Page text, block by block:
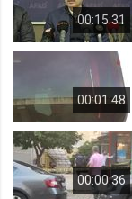
00:15:31
00:01:48
00:00:36